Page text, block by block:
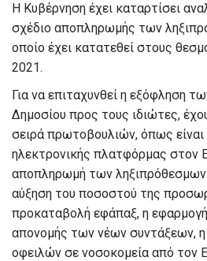
Η Κυβέρνηση έχει καταρτίσει
σχέδιο αποπληρωμής των
οποίο έχει κατατεθεί στους
2021.
Για να επιταχυνθεί η εξόφληση
Δημοσίου προς τους ιδιώτες,
σειρά πρωτοβουλιών, όπως είναι
ηλεκτρονικής πλατφόρμας στον
αποπληρωμή των ληξιπρόθεσμων
αύξηση του ποσοστού της
προκαταβολή εφάπαξ, η
απονομής των νέων συντάξεων, η
οφειλών σε νοσοκομεία από τον